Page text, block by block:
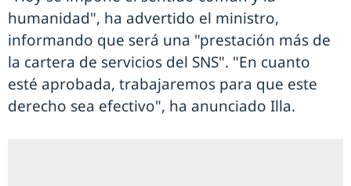
humanidad", ha advertido el ministro,
informando que será una "prestación más de
la cartera de servicios del SNS". "En cuanto
esté aprobada, trabajaremos para que este
derecho sea efectivo", ha anunciado Illa.